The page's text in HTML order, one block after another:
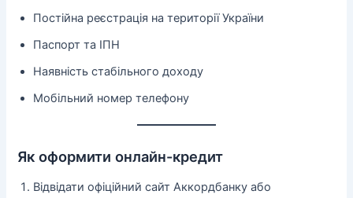
Постійна реєстрація на території України
Паспорт та ІПН
Наявність стабільного доходу
Мобільний номер телефону
Як оформити онлайн-кредит
Відвідати офіційний сайт Аккордбанку або